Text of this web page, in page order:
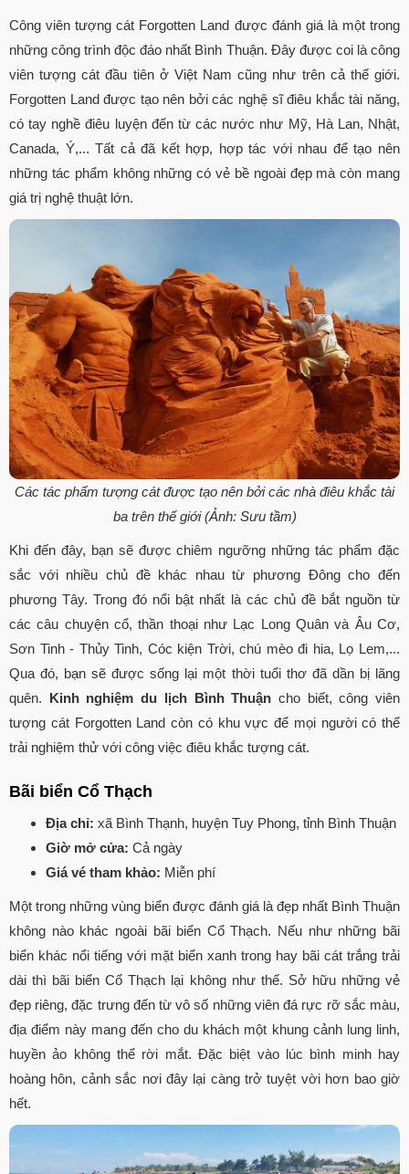
Công viên tượng cát Forgotten Land được đánh giá là một trong
những công trình độc đáo nhất Bình Thuận. Đây được coi là công
viên tượng cát đầu tiên ở Việt Nam cũng như trên cả thế giới.
Forgotten Land được tạo nên bởi các nghệ sĩ điêu khắc tài năng,
có tay nghề điêu luyện đến từ các nước như Mỹ, Hà Lan, Nhật,
Canada, Ý,... Tất cả đã kết hợp, hợp tác với nhau để tạo nên
những tác phẩm không những có vẻ bề ngoài đẹp mà còn mang
giá trị nghệ thuật lớn.
Các tác phẩm tượng cát được tạo nên bởi các nhà điêu khắc tài
ba trên thế giới (Ảnh: Sưu tầm)
Khi đến đây, bạn sẽ được chiêm ngưỡng những tác phẩm đặc
sắc với nhiều chủ đề khác nhau từ phương Đông cho đến
phương Tây. Trong đó nổi bật nhất là các chủ đề bắt nguồn từ
các câu chuyện cổ, thần thoại như Lạc Long Quân và Âu Cơ,
Sơn Tinh - Thủy Tinh, Cóc kiện Trời, chú mèo đi hia, Lọ Lem,...
Qua đó, bạn sẽ được sống lại một thời tuổi thơ đã dần bị lãng
quên. Kinh nghiệm du lịch Bình Thuận cho biết, công viên
tượng cát Forgotten Land còn có khu vực để mọi người có thể
trải nghiệm thử với công việc điêu khắc tượng cát.
Bãi biển Cổ Thạch
Địa chỉ: xã Bình Thạnh, huyện Tuy Phong, tỉnh Bình Thuận
Giờ mở cửa: Cả ngày
Giá vé tham khảo: Miễn phí
Một trong những vùng biển được đánh giá là đẹp nhất Bình Thuận
không nào khác ngoài bãi biển Cổ Thạch. Nếu như những bãi
biển khác nổi tiếng với mặt biển xanh trong hay bãi cát trắng trải
dài thì bãi biển Cổ Thạch lại không như thế. Sở hữu những vẻ
đẹp riêng, đặc trưng đến từ vô số những viên đá rực rỡ sắc màu,
địa điểm này mang đến cho du khách một khung cảnh lung linh,
huyền ảo không thể rời mắt. Đặc biệt vào lúc bình minh hay
hoàng hôn, cảnh sắc nơi đây lại càng trở tuyệt vời hơn bao giờ
hết.